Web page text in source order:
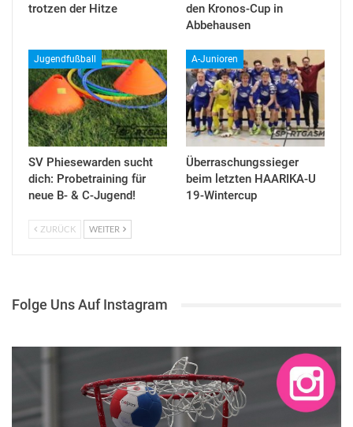
trotzen der Hitze
den Kronos-Cup in
Abbehausen
Jugendfußball
SV Phiesewarden sucht
dich: Probetraining für
neue B- & C-Jugend!
A-Junioren
Überraschungssieger
beim letzten HAARIKA-U
19-Wintercup
ZURÜCK WEITER
Folge Uns Auf Instagram